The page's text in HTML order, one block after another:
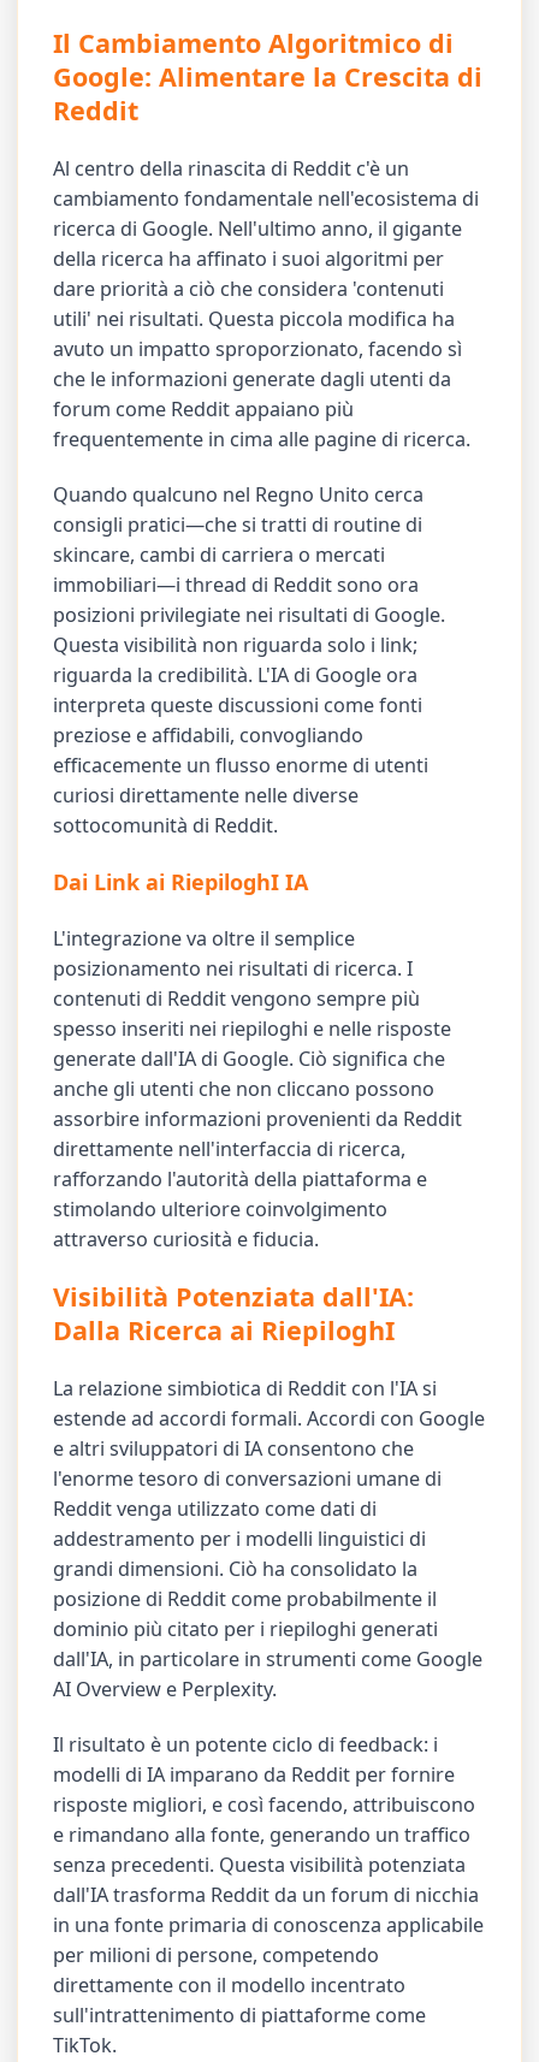
Il Cambiamento Algoritmico di
Google: Alimentare la Crescita di
Reddit
Al centro della rinascita di Reddit c'è un
cambiamento fondamentale nell'ecosistema di
ricerca di Google. Nell'ultimo anno, il gigante
della ricerca ha affinato i suoi algoritmi per
dare priorità a ciò che considera 'contenuti
utili' nei risultati. Questa piccola modifica ha
avuto un impatto sproporzionato, facendo sì
che le informazioni generate dagli utenti da
forum come Reddit appaiano più
frequentemente in cima alle pagine di ricerca.
Quando qualcuno nel Regno Unito cerca
consigli pratici—che si tratti di routine di
skincare, cambi di carriera o mercati
immobiliari—i thread di Reddit sono ora
posizioni privilegiate nei risultati di Google.
Questa visibilità non riguarda solo i link;
riguarda la credibilità. L'IA di Google ora
interpreta queste discussioni come fonti
preziose e affidabili, convogliando
efficacemente un flusso enorme di utenti
curiosi direttamente nelle diverse
sottocomunità di Reddit.
Dai Link ai RiepiloghI IA
L'integrazione va oltre il semplice
posizionamento nei risultati di ricerca. I
contenuti di Reddit vengono sempre più
spesso inseriti nei riepiloghi e nelle risposte
generate dall'IA di Google. Ciò significa che
anche gli utenti che non cliccano possono
assorbire informazioni provenienti da Reddit
direttamente nell'interfaccia di ricerca,
rafforzando l'autorità della piattaforma e
stimolando ulteriore coinvolgimento
attraverso curiosità e fiducia.
Visibilità Potenziata dall'IA:
Dalla Ricerca ai RiepiloghI
La relazione simbiotica di Reddit con l'IA si
estende ad accordi formali. Accordi con Google
e altri sviluppatori di IA consentono che
l'enorme tesoro di conversazioni umane di
Reddit venga utilizzato come dati di
addestramento per i modelli linguistici di
grandi dimensioni. Ciò ha consolidato la
posizione di Reddit come probabilmente il
dominio più citato per i riepiloghi generati
dall'IA, in particolare in strumenti come Google
AI Overview e Perplexity.
Il risultato è un potente ciclo di feedback: i
modelli di IA imparano da Reddit per fornire
risposte migliori, e così facendo, attribuiscono
e rimandano alla fonte, generando un traffico
senza precedenti. Questa visibilità potenziata
dall'IA trasforma Reddit da un forum di nicchia
in una fonte primaria di conoscenza applicabile
per milioni di persone, competendo
direttamente con il modello incentrato
sull'intrattenimento di piattaforme come
TikTok.